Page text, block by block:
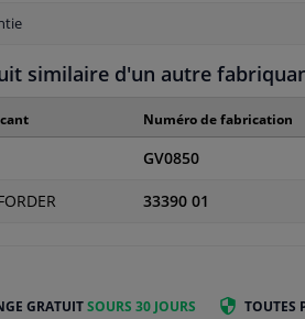
similaire d'un autre
Numéro de fabrication
GV0850
33390 01
GRATUITSOURS 30 JOURS TOUTES